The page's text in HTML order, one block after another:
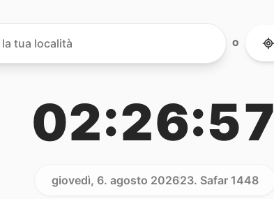
O
02:26:57
giovedì, 6. agosto 202623. Safar 1448